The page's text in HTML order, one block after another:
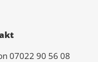
07022 90 56 08